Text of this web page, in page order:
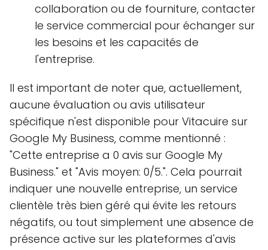
collaboration ou de fourniture, contacter
le service commercial pour échanger sur
les besoins et les capacités de
l'entreprise.
Il est important de noter que, actuellement,
aucune évaluation ou avis utilisateur
spécifique n'est disponible pour Vitacuire sur
Google My Business, comme mentionné :
"Cette entreprise a 0 avis sur Google My
Business." et "Avis moyen: 0/5.". Cela pourrait
indiquer une nouvelle entreprise, un service
clientèle très bien géré qui évite les retours
négatifs, ou tout simplement une absence de
présence active sur les plateformes d'avis